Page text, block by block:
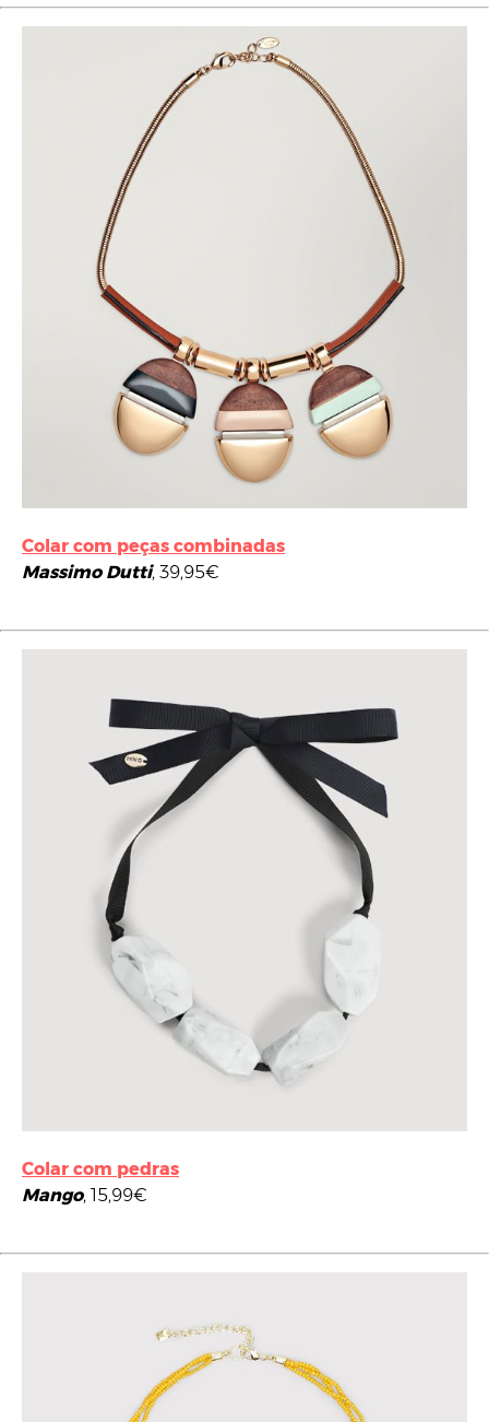
Colar com peças combinadas
Massimo Dutti, 39,95€
Colar com pedras
Mango, 15,99€